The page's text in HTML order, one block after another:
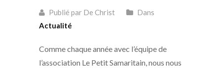
Publié par De Christ
Dans
Actualité
Comme chaque année avec l’équipe de
l’association Le Petit Samaritain, nous nous